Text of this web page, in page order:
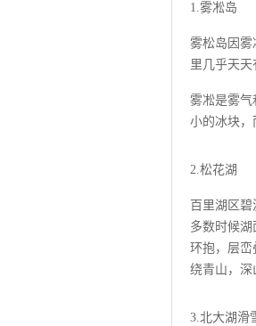
1.雾凇岛
雾松岛因雾
里几乎天
雾凇是雾气
小的冰块，
2.松花湖
百里湖区
多数时候
环抱，层峦
绕青山，深
3.北大湖滑